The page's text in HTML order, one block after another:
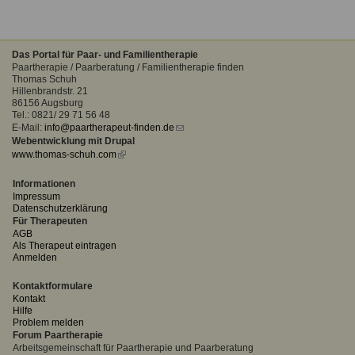
Das Portal für Paar- und Familientherapie
Paartherapie / Paarberatung / Familientherapie finden
Thomas Schuh
Hillenbrandstr. 21
86156 Augsburg
Tel.: 0821/ 29 71 56 48
E-Mail: info@paartherapeut-finden.de (link
Webentwicklung mit Drupal
www.thomas-schuh.com(link
Informationen
Impressum
Datenschutzerklärung
Für Therapeuten
AGB
Als Therapeut eintragen
Anmelden
Kontaktformulare
Kontakt
Hilfe
Problem melden
Forum Paartherapie
Arbeitsgemeinschaft für Paartherapie und Paarberatung